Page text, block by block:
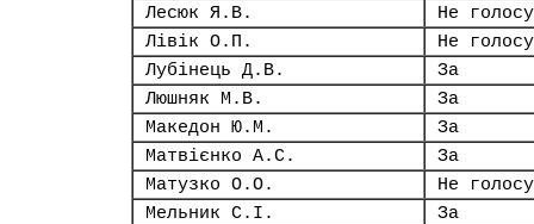
Лесюк Я.В.
Не
Лівік О.П.
Не
Лубінець Д.В.
За
Люшняк М.В.
За
Македон Ю.М.
За
Матвієнко А.С.
За
Матузко О.О.
Не
Мельник С.І.
За